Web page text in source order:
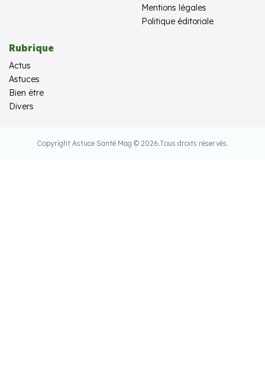
Mentions légales
Politique éditoriale
Rubrique
Actus
Astuces
Bien être
Divers
Copyright Astuce Santé Mag © 2026.Tous droits réservés.